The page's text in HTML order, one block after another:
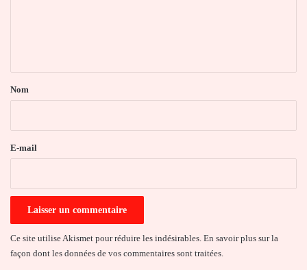
a
e
Nom
E-mail
Ce site utilise Akismet pour réduire les indésirables. En savoir plus sur la
façon dont les données de vos commentaires sont traitées